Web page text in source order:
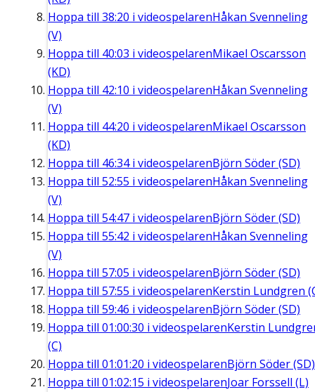
Hoppa till 38:20 i videospelarenHåkan Svenneling
(V)
Hoppa till 40:03 i videospelarenMikael Oscarsson
(KD)
Hoppa till 42:10 i videospelarenHåkan Svenneling
(V)
Hoppa till 44:20 i videospelarenMikael Oscarsson
(KD)
Hoppa till 46:34i videospelarenBjörn Söder (SD)
Hoppa till 52:55 i videospelarenHåkan Svenneling
(V)
Hoppa till 54:47 i videospelarenBjörn Söder (SD)
Hoppa till 55:42 i videospelarenHåkan Svenneling
(V)
Hoppa till 57:05 i videospelarenBjörn Söder (SD)
Hoppa till 57:55 i videospelarenKerstin Lundgren
Hoppa till 59:46 i videospelarenBjörn Söder (SD)
Hoppa till 01:00:30 i videospelarenKerstin
(C)
Hoppa till 01:01:20 i videospelarenBjörn Söder (SD)
Hoppa till 01:02:15 i videospelarenJoar Forssell (L)